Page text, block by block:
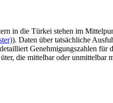
in die Türkei stehen im
). Daten über tatsächliche
Genehmigungszahlen
die mittelbar oder unmittelbar